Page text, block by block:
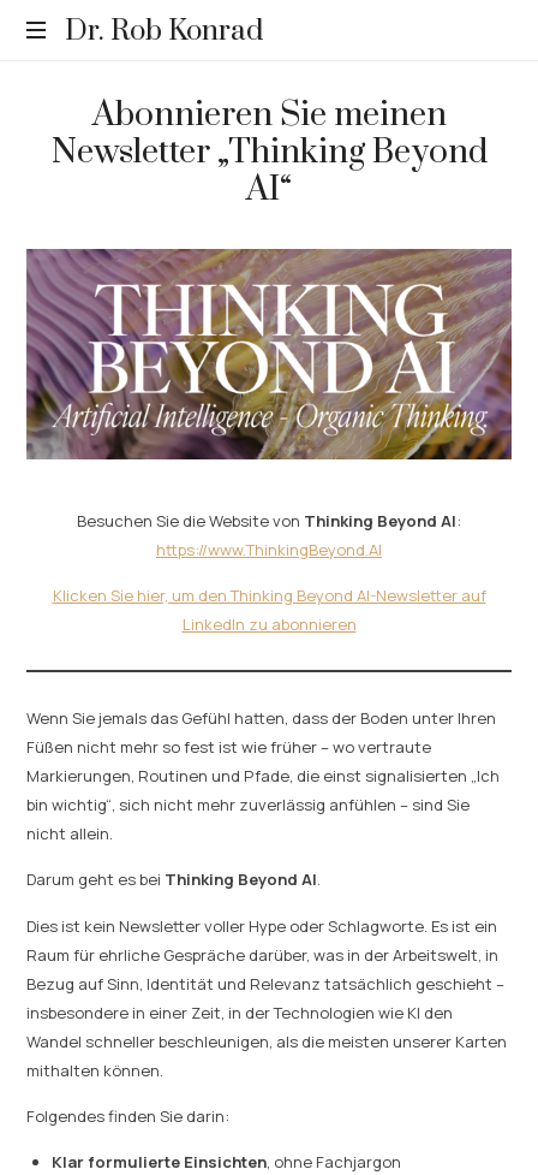
Dr.
Rob
Konrad
Dr. Rob Konrad
Rediscovered.
Abonnieren Sie meinen
Newsletter „Thinking Beyond
AI“
Besuchen Sie die Website von Thinking Beyond AI:
https://www.ThinkingBeyond.AI
Klicken Sie hier, um den Thinking Beyond AI-Newsletter auf
LinkedIn zu abonnieren
Wenn Sie jemals das Gefühl hatten, dass der Boden unter Ihren
Füßen nicht mehr so fest ist wie früher – wo vertraute
Markierungen, Routinen und Pfade, die einst signalisierten „Ich
bin wichtig“, sich nicht mehr zuverlässig anfühlen – sind Sie
nicht allein.
Darum geht es bei Thinking Beyond AI.
Dies ist kein Newsletter voller Hype oder Schlagworte. Es ist ein
Raum für ehrliche Gespräche darüber, was in der Arbeitswelt, in
Bezug auf Sinn, Identität und Relevanz tatsächlich geschieht –
insbesondere in einer Zeit, in der Technologien wie KI den
Wandel schneller beschleunigen, als die meisten unserer Karten
mithalten können.
Folgendes finden Sie darin:
Klar formulierte Einsichten, ohne Fachjargon